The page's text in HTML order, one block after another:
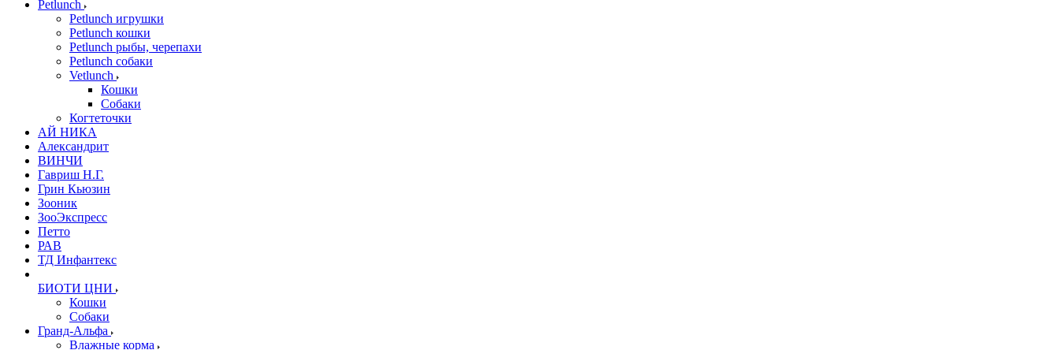
Petlunch
Petlunch игрушки
Petlunch кошки
Petlunch рыбы, черепахи
Petlunch собаки
Vetlunch
Кошки
Собаки
Когтеточки
АЙ НИКА
Александрит
ВИНЧИ
Гавриш Н.Г.
Грин Кьюзин
Зооник
ЗооЭкспресс
Петто
РАВ
ТД Инфантекс
БИОТИ ЦНИ
Кошки
Собаки
Гранд-Альфа
Влажные корма